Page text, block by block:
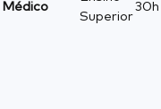
Médico
Superior
30h